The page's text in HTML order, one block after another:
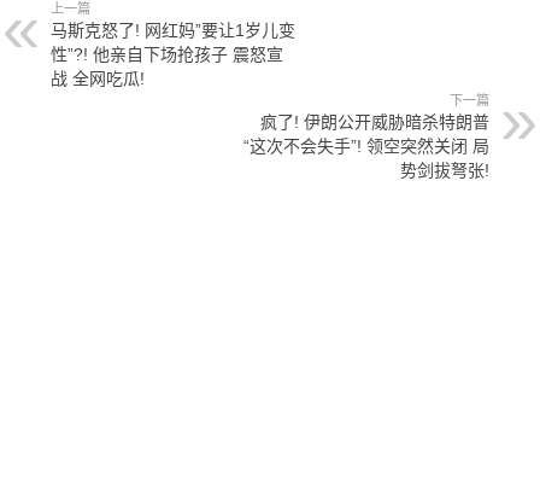
上一篇
马斯克怒了! 网红妈”要让1岁儿变
性”?! 他亲自下场抢孩子 震怒宣
战 全网吃瓜!
下一篇
疯了! 伊朗公开威胁暗杀特朗普
“这次不会失手”! 领空突然关闭 局
势剑拔弩张!